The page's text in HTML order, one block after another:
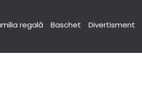
regală Baschet Divertisment